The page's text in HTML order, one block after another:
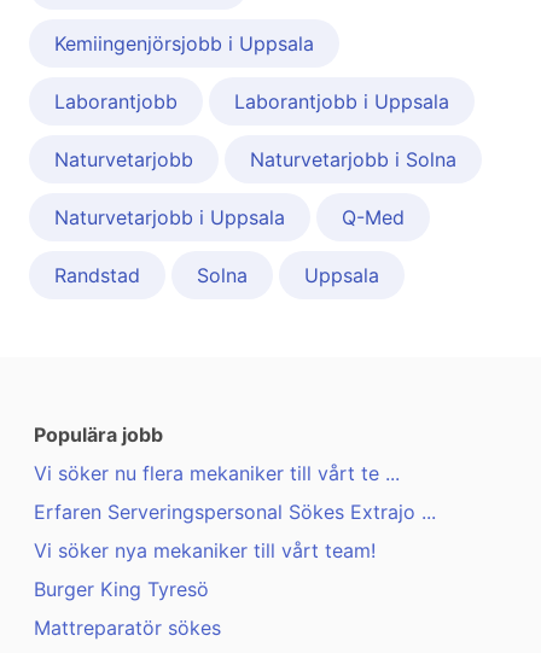
Kemiingenjörsjobb i Uppsala
Laborantjobb Laborantjobb i Uppsala
Naturvetarjobb Naturvetarjobb i Solna
Naturvetarjobb i Uppsala Q-Med
Randstad Solna Uppsala
Populära jobb
Vi söker nu flera mekaniker till vårt te ...
Erfaren Serveringspersonal Sökes Extrajo ...
Vi söker nya mekaniker till vårt team!
Burger King Tyresö
Mattreparatör sökes